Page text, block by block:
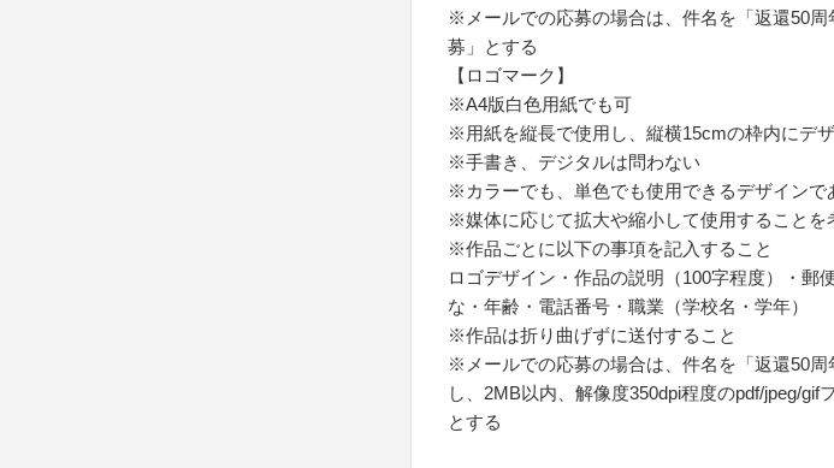
※メールでの応募の場合は、件名を「返還50
募」とする
【ロゴマーク】
※A4版白色用紙でも可
※用紙を縦長で使用し、縦横15cmの枠内にデ
※手書き、デジタルは問わない
※カラーでも、単色でも使用できるデザインで
※媒体に応じて拡大や縮小して使用することを
※作品ごとに以下の事項を記入すること
ロゴデザイン・作品の説明（100字程度）・郵
な・年齢・電話番号・職業（学校名・学年）
※作品は折り曲げずに送付すること
※メールでの応募の場合は、件名を「返還50周
し、2MB以内、解像度350dpi程度のpdf/jpeg/gif
とする